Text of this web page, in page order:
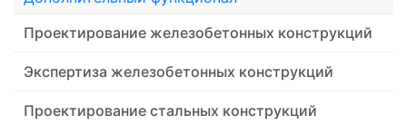
Проектирование железобетонных конструкций
Экспертиза железобетонных конструкций
Проектирование стальных конструкций